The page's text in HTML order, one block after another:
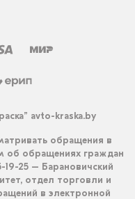
avto-kraska.by
обращения в
об обращениях граждан
19-25 – Барановичский
отдел торговли и
в электронной